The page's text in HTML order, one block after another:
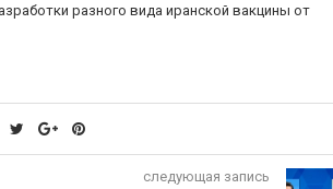
разного вида иранской вакцины от
следующая запись